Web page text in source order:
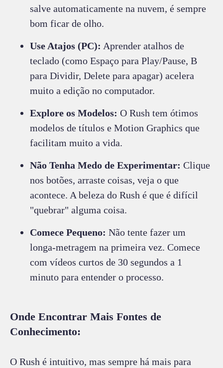
salve automaticamente na nuvem, é sempre
bom ficar de olho.
Use Atajos (PC): Aprender atalhos de
teclado (como Espaço para Play/Pause, B
para Dividir, Delete para apagar) acelera
muito a edição no computador.
Explore os Modelos: O Rush tem ótimos
modelos de títulos e Motion Graphics que
facilitam muito a vida.
Não Tenha Medo de Experimentar: Clique
nos botões, arraste coisas, veja o que
acontece. A beleza do Rush é que é difícil
"quebrar" alguma coisa.
Comece Pequeno: Não tente fazer um
longa-metragem na primeira vez. Comece
com vídeos curtos de 30 segundos a 1
minuto para entender o processo.
Onde Encontrar Mais Fontes de
Conhecimento:
O Rush é intuitivo, mas sempre há mais para